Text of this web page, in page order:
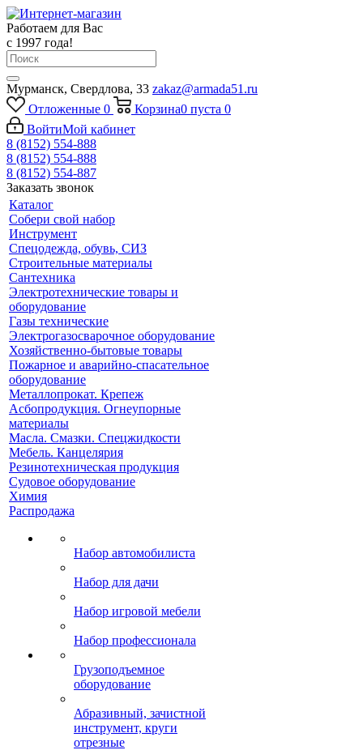
Работаем для Вас
с 1997 года!
Мурманск, Свердлова, 33 zakaz@armada51.ru
Отложенные 0 Корзина0 пуста 0
ВойтиМой кабинет
8 (8152) 554-888
8 (8152) 554-888
8 (8152) 554-887
Заказать звонок
Каталог
Собери свой набор
Инструмент
Спецодежда, обувь, СИЗ
Строительные материалы
Сантехника
Электротехнические товары и
оборудование
Газы технические
Электрогазосварочное оборудование
Хозяйственно-бытовые товары
Пожарное и аварийно-спасательное
оборудование
Металлопрокат. Крепеж
Асбопродукция. Огнеупорные
материалы
Масла. Смазки. Спецжидкости
Мебель. Канцелярия
Резинотехническая продукция
Судовое оборудование
Химия
Распродажа
Набор автомобилиста
Набор для дачи
Набор игровой мебели
Набор профессионала
Грузоподъемное
оборудование
Абразивный, зачистной
инструмент, круги
отрезные